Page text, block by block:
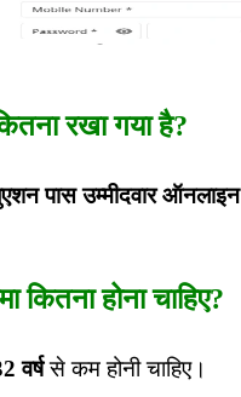
रखा गया है?
पास उम्मीदवार ऑनलाइन
होना चाहिए?
वर्षसे कम होनी चाहिए।